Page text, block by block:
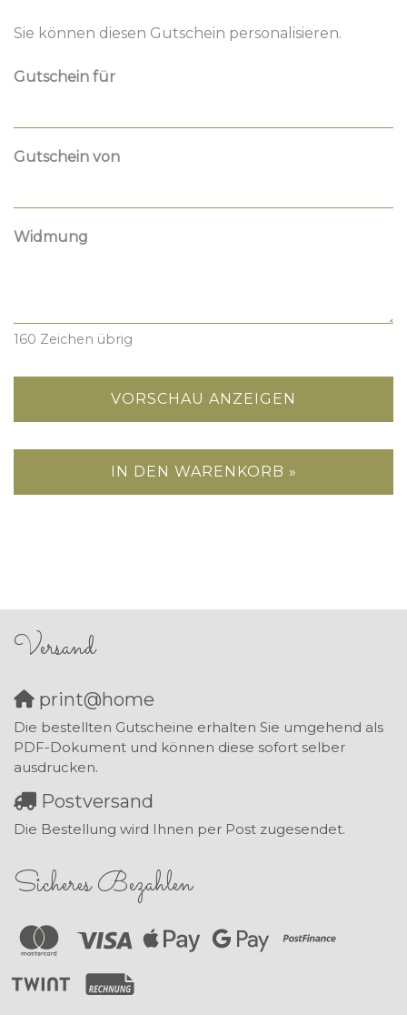
Sie können diesen Gutschein personalisieren.
Gutschein für
Gutschein von
Widmung
160 Zeichen übrig
VORSCHAU ANZEIGEN
IN DEN WARENKORB »
Versand
print@home
Die bestellten Gutscheine erhalten Sie umgehend als
PDF-Dokument und können diese sofort selber
ausdrucken.
Postversand
Die Bestellung wird Ihnen per Post zugesendet.
Sicheres Bezahlen